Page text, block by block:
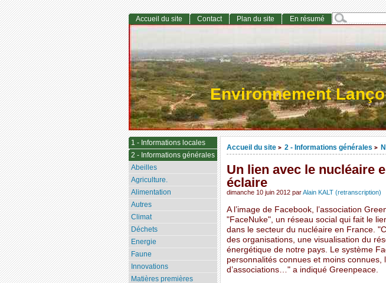
Environnement
Accueil du site > 2 - Informations générales >
Un lien avec le nucléaire
éclaire
dimanche 10 juin 2012 parAlain KALT (retranscription)
A l’image de Facebook, l’association
"FaceNuke", un réseau social qui fait le
dans le secteur du nucléaire en France.
des organisations, une visualisation du
énergétique de notre pays. Le système
personnalités connues et moins connues,
d’associations…" a indiqué Greenpeace.
Accueil du site Contact Plan du site En résumé
1 - Informations locales
2 - Informations générales
Abeilles
Agriculture.
Alimentation
Autres
Climat
Déchets
Energie
Faune
Innovations
Matières premières